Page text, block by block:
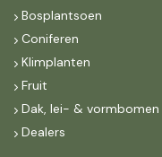
Bosplantsoen
Coniferen
Klimplanten
Fruit
Dak, lei- & vormbomen
Dealers